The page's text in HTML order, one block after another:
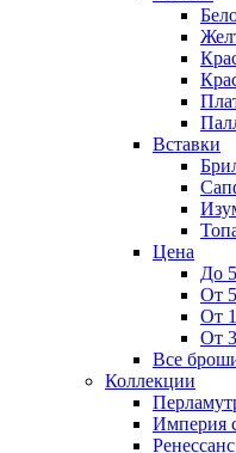
Вставки
Цена
До
От
От
От
Все
Коллекции
Империя
Ренессанс